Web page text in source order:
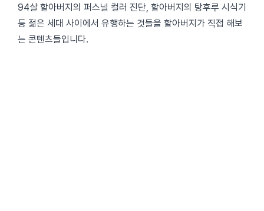
94살 할아버지의 퍼스널 컬러 진단, 할아버지의 탕후루 시식기
등 젊은 세대 사이에서 유행하는 것들을 할아버지가 직접 해보
는 콘텐츠들입니다.